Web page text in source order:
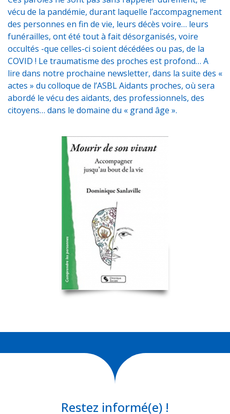
vécu de la pandémie, durant laquelle l’accompagnement
des personnes en fin de vie, leurs décès voire… leurs
funérailles, ont été tout à fait désorganisés, voire
occultés -que celles-ci soient décédées ou pas, de la
COVID ! Le traumatisme des proches est profond… A
lire dans notre prochaine newsletter, dans la suite des «
actes » du colloque de l’ASBL Aidants proches, où sera
abordé le vécu des aidants, des professionnels, des
citoyens… dans le domaine du « grand âge ».
Restez informé(e) !